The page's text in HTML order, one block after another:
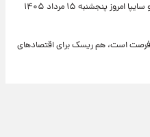
تغییر تند قیمت محصولات ایران‌خودرو و سایپا امروز پنجشنبه ۱۵ مرداد ۱۴۰۵
است، هم ریسک برای اقتصادهای